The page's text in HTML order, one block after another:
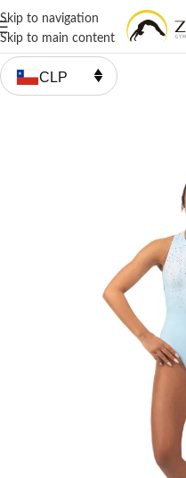
Skip to navigation
Skip to main content
CLP